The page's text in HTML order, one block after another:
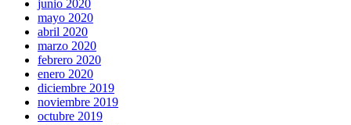
junio 2020
mayo 2020
abril 2020
marzo 2020
febrero 2020
enero 2020
diciembre 2019
noviembre 2019
octubre 2019